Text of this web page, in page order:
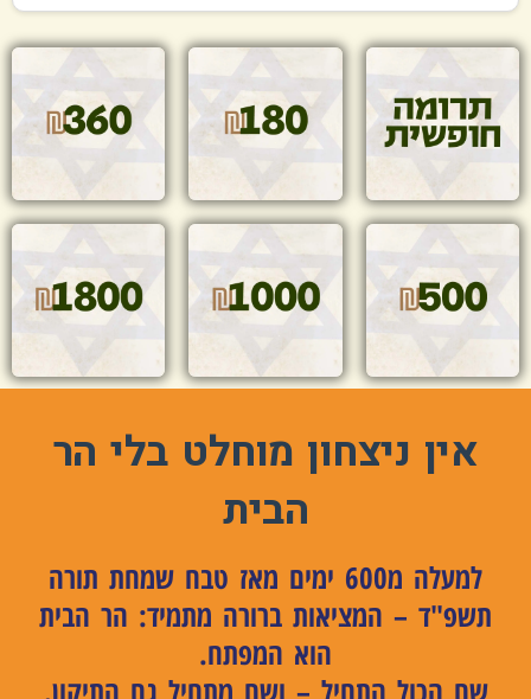
אין ניצחון מוחלט בלי הר
הבית
למעלה מ600 ימים מאז טבח שמחת תורה
תשפ"ד – המציאות ברורה מתמיד: הר הבית
הוא המפתח.